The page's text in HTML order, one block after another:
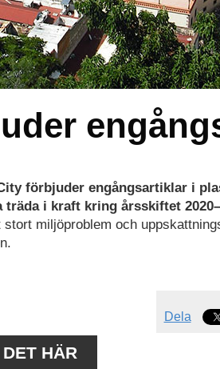
förbjuder engångsartiklar i
i kraft kring årsskiftet
miljöproblem och
Dela
HÄR